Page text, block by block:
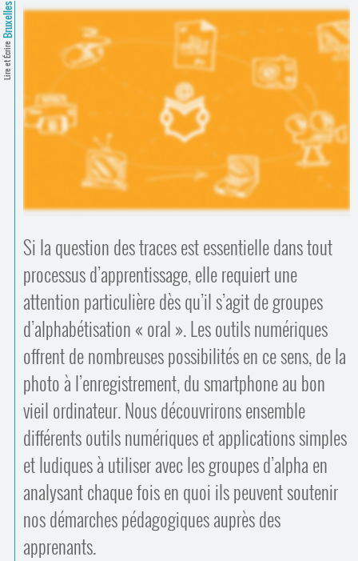
Regards croisés
·
Ressources pédagogiques
Comprendre et parler
Bienvenue en Belgique
Espace presse
Trouver un lieu d’alphabétisation
Lire et Écrire
Bruxelles
Si la question des traces est essentielle dans tout
processus d’apprentissage, elle requiert une
attention particulière dès qu’il s’agit de groupes
d’alphabétisation « oral ». Les outils numériques
offrent de nombreuses possibilités en ce sens, de la
photo à l’enregistrement, du smartphone au bon
vieil ordinateur. Nous découvrirons ensemble
différents outils numériques et applications simples
et ludiques à utiliser avec les groupes d’alpha en
analysant chaque fois en quoi ils peuvent soutenir
nos démarches pédagogiques auprès des
apprenants.